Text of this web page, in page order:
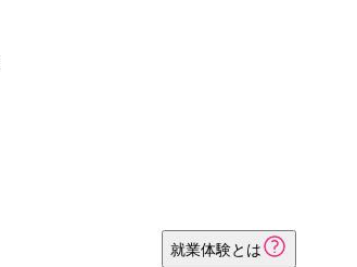
就業体験とは